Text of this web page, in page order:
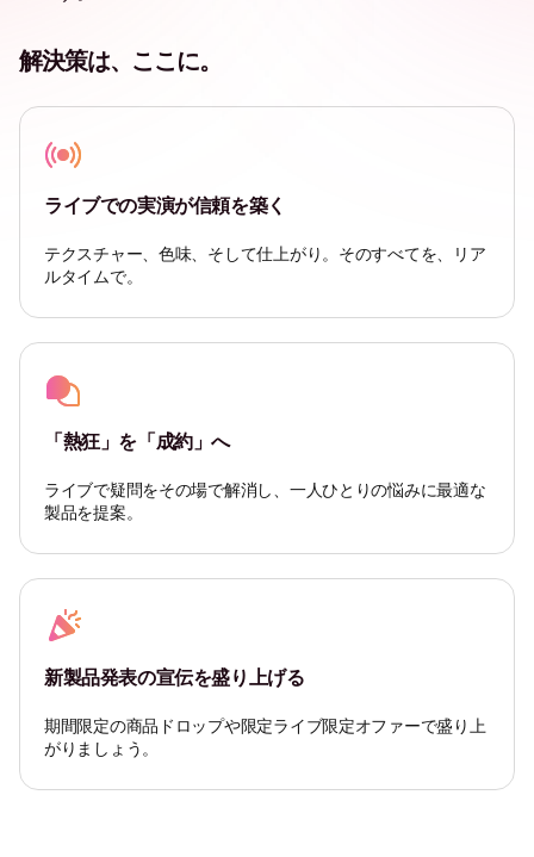
解決策は、ここに。
ライブでの実演が信頼を築く
テクスチャー、色味、そして仕上がり。そのすべてを、リア
ルタイムで。
「熱狂」を「成約」へ
ライブで疑問をその場で解消し、一人ひとりの悩みに最適な
製品を提案。
新製品発表の宣伝を盛り上げる
期間限定の商品ドロップや限定ライブ限定オファーで盛り上
がりましょう。